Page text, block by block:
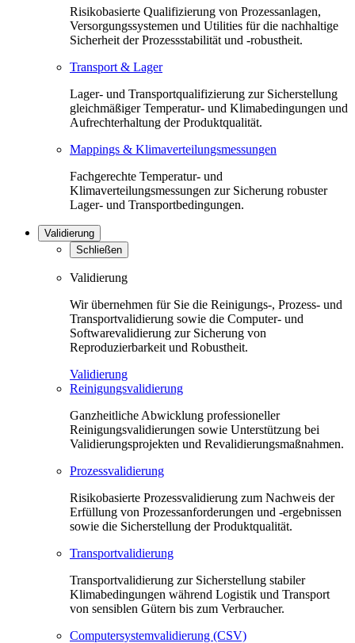
Risikobasierte Qualifizierung von Prozessanlagen,
Versorgungssystemen und Utilities für die nachhaltige
Sicherheit der Prozessstabilität und -robustheit.
Transport & Lager
Lager- und Transportqualifizierung zur Sicherstellung
gleichmäßiger Temperatur- und Klimabedingungen und
Aufrechterhaltung der Produktqualität.
Mappings & Klimaverteilungsmessungen
Fachgerechte Temperatur- und
Klimaverteilungsmessungen zur Sicherung robuster
Lager- und Transportbedingungen.
Validierung
Schließen
Validierung
Wir übernehmen für Sie die Reinigungs-, Prozess- und
Transportvalidierung sowie die Computer- und
Softwarevalidierung zur Sicherung von
Reproduzierbarkeit und Robustheit.
Validierung
Reinigungsvalidierung
Ganzheitliche Abwicklung professioneller
Reinigungsvalidierungen sowie Unterstützung bei
Validierungsprojekten und Revalidierungsmaßnahmen.
Prozessvalidierung
Risikobasierte Prozessvalidierung zum Nachweis der
Erfüllung von Prozessanforderungen und -ergebnissen
sowie die Sicherstellung der Produktqualität.
Transportvalidierung
Transportvalidierung zur Sicherstellung stabiler
Klimabedingungen während Logistik und Transport
von sensiblen Gütern bis zum Verbraucher.
Computersystemvalidierung (CSV)